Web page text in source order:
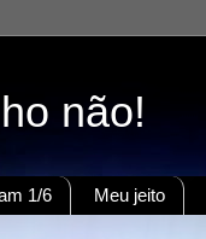
não!
1/6 Meu jeito